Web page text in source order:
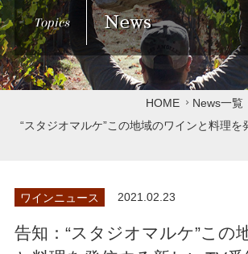
Topics News
HOME News一覧
“スタジオマルケ”この地域のワインと料理を
ワインニュース 2021.02.23
告知：“スタジオマルケ”この